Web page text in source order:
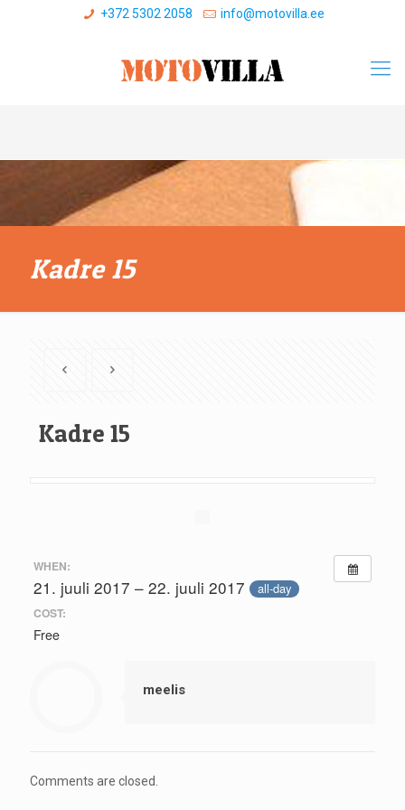
+372 5302 2058 info@motovilla.ee
Kadre 15
Kadre 15
WHEN:
21. juuli 2017 – 22. juuli 2017 all-day
COST:
Free
meelis
Comments are closed.